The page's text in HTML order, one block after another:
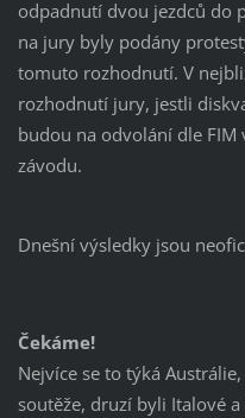
odpadnutí dvou jezdců do
na jury byly podány
tomuto rozhodnutí. V
rozhodnutí jury, jestli
budou na odvolání dle FIM
závodu.
Dnešní výsledky jsou
Čekáme!
Nejvíce se to týká
soutěže, druzí byli Italové